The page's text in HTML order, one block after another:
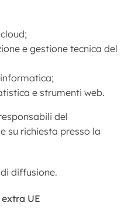
e gestione tecnica del
e strumenti web.
del
su richiesta presso la
diffusione.
UE